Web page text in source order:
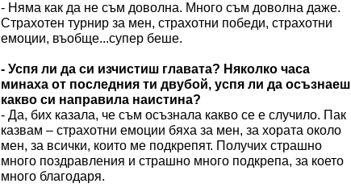
- Няма как да не съм доволна. Много съм доволна даже.
Страхотен турнир за мен, страхотни победи, страхотни
емоции, въобще...супер беше.
- Успя ли да си изчистиш главата? Няколко часа
минаха от последния ти двубой, успя ли да осъзнаеш
какво си направила наистина?
- Да, бих казала, че съм осъзнала какво се е случило. Пак
казвам – страхотни емоции бяха за мен, за хората около
мен, за всички, които ме подкрепят. Получих страшно
много поздравления и страшно много подкрепа, за което
много благодаря.